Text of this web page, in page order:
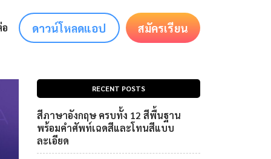
ดาวน์โหลดแอป สมัครเรียน
RECENT POSTS
สีภาษาอังกฤษ ครบทั้ง 12 สีพื้นฐาน
พร้อมคำศัพท์เฉดสีและโทนสีแบบ
ละเอียด